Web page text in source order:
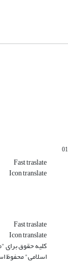
Fast traslate
Icon translate
Fast traslate
Icon translate
کلیه حقوق
اسلامی" محفوظ